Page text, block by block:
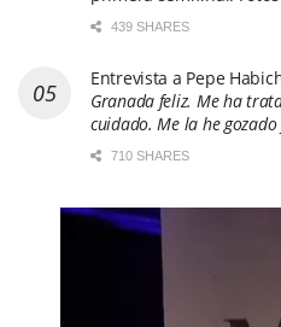
439 SHARES
Entrevista a Pepe
Granada feliz. Me ha
cuidado. Me la he
710 SHARES